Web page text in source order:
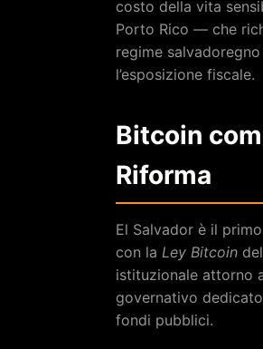
costo della vita
Porto Rico — che
regime
l’esposizione fiscale.
Bitcoin
Riforma
El Salvador è il
con la Ley Bitcoin
istituzionale attorno
governativo
fondi pubblici.